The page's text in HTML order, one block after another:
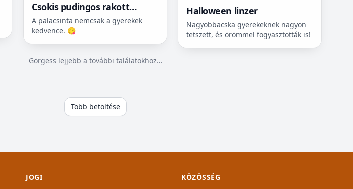
Csokis pudingos rakott
palacsinta
A palacsinta nemcsak a gyerekek
kedvence. 😋
Halloween linzer
Nagyobbacska gyerekeknek nagyon
tetszett, és örömmel fogyasztották is!
Görgess lejjebb a további találatokhoz…
Több betöltése
JOGI
KÖZÖSSÉG